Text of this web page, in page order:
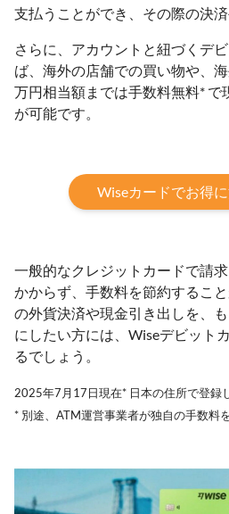
支払うことができ、その際の決済
さらに、アカウントと紐づくデ
ば、海外の店舗での買い物や、
万円相当額までは手数料無料* で
が可能です。
Wiseカードでお得
一般的なクレジットカードで請
かからず、手数料を節約するこ
の外貨決済や現金引き出しを、
にしたい方には、Wiseデビット
るでしょう。
2025年7月17日現在* 日本の住所で登録
* 別途、ATM運営事業者が独自の手数料